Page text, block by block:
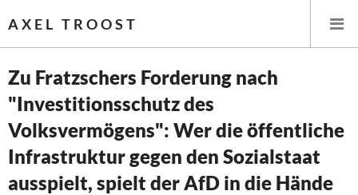
AXEL TROOST
Startseite
Themen
Leitlinien linker Wirtschafts- und Finanzpolitik
Zu Fratzschers Forderung nach
"Investitionsschutz des
Volksvermögens": Wer die öffentliche
Infrastruktur gegen den Sozialstaat
ausspielt, spielt der AfD in die Hände